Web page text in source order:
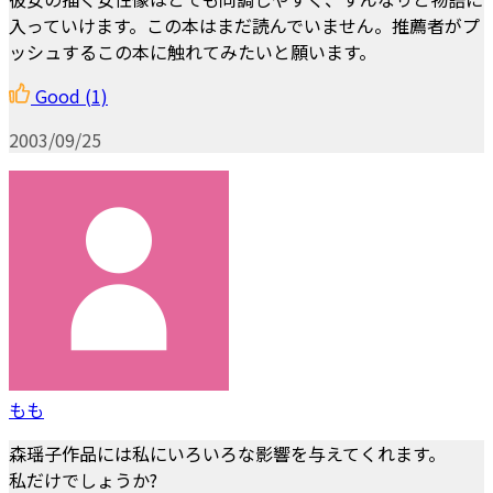
入っていけます。この本はまだ読んでいません。推薦者がプ
ッシュするこの本に触れてみたいと願います。
Good (1)
2003/09/25
もも
森瑶子作品には私にいろいろな影響を与えてくれます。
私だけでしょうか?